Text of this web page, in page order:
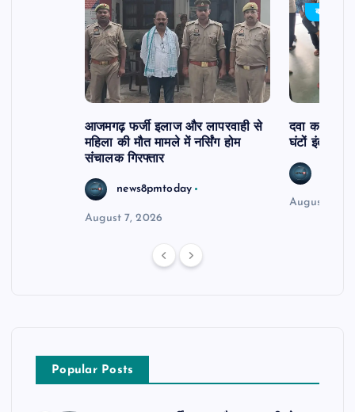
आजमगढ़ फर्जी इलाज और लापरवाही से
महिला की मौत मामले में नर्सिंग होम
संचालक गिरफ्तार
news8pmtoday
August 7, 2026
बड़ी खबर
दवा कक्ष में
घंटों इंतजार
August 6,
Popular Posts